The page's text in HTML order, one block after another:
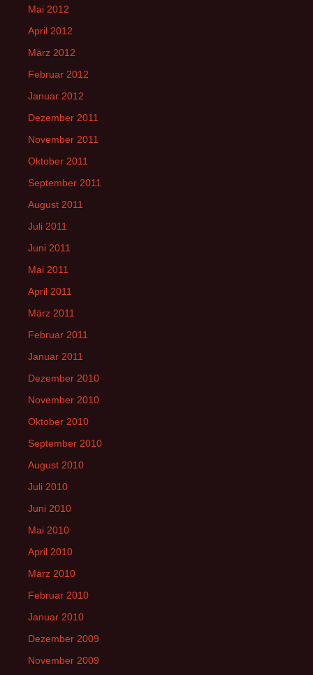
Mai 2012
April 2012
März 2012
Februar 2012
Januar 2012
Dezember 2011
November 2011
Oktober 2011
September 2011
August 2011
Juli 2011
Juni 2011
Mai 2011
April 2011
März 2011
Februar 2011
Januar 2011
Dezember 2010
November 2010
Oktober 2010
September 2010
August 2010
Juli 2010
Juni 2010
Mai 2010
April 2010
März 2010
Februar 2010
Januar 2010
Dezember 2009
November 2009